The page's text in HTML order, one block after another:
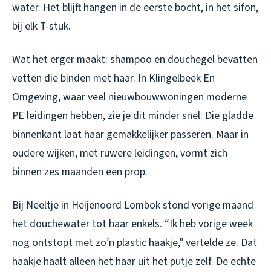
water. Het blijft hangen in de eerste bocht, in het sifon,
bij elk T-stuk.
Wat het erger maakt: shampoo en douchegel bevatten
vetten die binden met haar. In Klingelbeek En
Omgeving, waar veel nieuwbouwwoningen moderne
PE leidingen hebben, zie je dit minder snel. Die gladde
binnenkant laat haar gemakkelijker passeren. Maar in
oudere wijken, met ruwere leidingen, vormt zich
binnen zes maanden een prop.
Bij Neeltje in Heijenoord Lombok stond vorige maand
het douchewater tot haar enkels. “Ik heb vorige week
nog ontstopt met zo’n plastic haakje,” vertelde ze. Dat
haakje haalt alleen het haar uit het putje zelf. De echte